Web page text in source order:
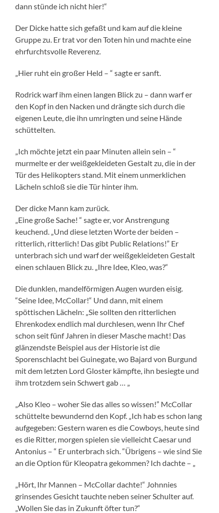
dann stünde ich nicht hier!“
Der Dicke hatte sich gefaßt und kam auf die kleine
Gruppe zu. Er trat vor den Toten hin und machte eine
ehrfurchtsvolle Reverenz.
„Hier ruht ein großer Held – “ sagte er sanft.
Rodrick warf ihm einen langen Blick zu – dann warf er
den Kopf in den Nacken und drängte sich durch die
eigenen Leute, die ihn umringten und seine Hände
schüttelten.
„Ich möchte jetzt ein paar Minuten allein sein – “
murmelte er der weißgekleideten Gestalt zu, die in der
Tür des Helikopters stand. Mit einem unmerklichen
Lächeln schloß sie die Tür hinter ihm.
Der dicke Mann kam zurück.
„Eine große Sache! “ sagte er, vor Anstrengung
keuchend. „Und diese letzten Worte der beiden –
ritterlich, ritterlich! Das gibt Public Relations!” Er
unterbrach sich und warf der weißgekleideten Gestalt
einen schlauen Blick zu. „Ihre Idee, Kleo, was?“
Die dunklen, mandelförmigen Augen wurden eisig.
“Seine Idee, McCollar!“ Und dann, mit einem
spöttischen Lächeln: „Sie sollten den ritterlichen
Ehrenkodex endlich mal durchlesen, wenn Ihr Chef
schon seit fünf Jahren in dieser Masche macht! Das
glänzendste Beispiel aus der Historie ist die
Sporenschlacht bei Guinegate, wo Bajard von Burgund
mit dem letzten Lord Gloster kämpfte, ihn besiegte und
ihm trotzdem sein Schwert gab … „
„Also Kleo – woher Sie das alles so wissen!” McCollar
schüttelte bewundernd den Kopf. „Ich hab es schon lang
aufgegeben: Gestern waren es die Cowboys, heute sind
es die Ritter, morgen spielen sie vielleicht Caesar und
Antonius – “ Er unterbrach sich. “Übrigens – wie sind Sie
an die Option für Kleopatra gekommen? Ich dachte – „
„Hört, Ihr Mannen – McCollar dachte!“ Johnnies
grinsendes Gesicht tauchte neben seiner Schulter auf.
„Wollen Sie das in Zukunft öfter tun?“